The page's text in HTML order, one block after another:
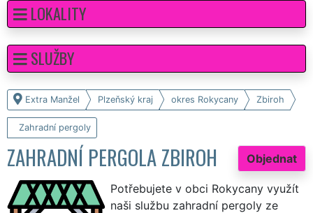
Extra Manžel Plzeňský kraj okres Rokycany Zbiroh
Zahradní pergoly
Objednat
ZAHRADNÍ PERGOLA ZBIROH
Potřebujete v obci Rokycany využít
naši službu zahradní pergoly ze
LOKALITY
SLUŽBY